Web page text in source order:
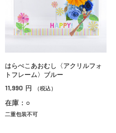
はらぺこあおむし〈アクリルフォ
トフレーム〉ブルー
11,990 円 （税込）
在庫：○
二重包装不可